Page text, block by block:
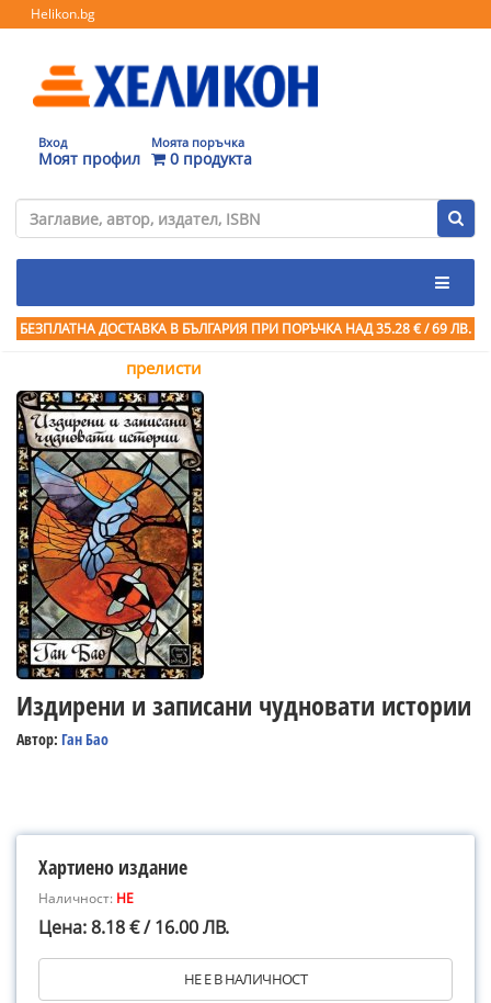
Helikon.bg
Вход
Моят профил
Моята поръчка
0 продукта
БЕЗПЛАТНА ДОСТАВКА В БЪЛГАРИЯ ПРИ ПОРЪЧКА НАД 35.28 € / 69 ЛВ.
прелисти
Издирени и записани чудновати истории
Автор: Ган Бао
Хартиено издание
Наличност: НЕ
Цена: 8.18 € / 16.00 ЛВ.
НЕ Е В НАЛИЧНОСТ